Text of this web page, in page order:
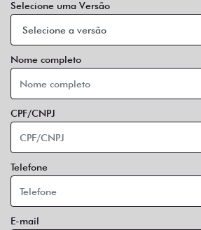
Selecione uma Versão
Nome completo
CPF/CNPJ
Telefone
E-mail